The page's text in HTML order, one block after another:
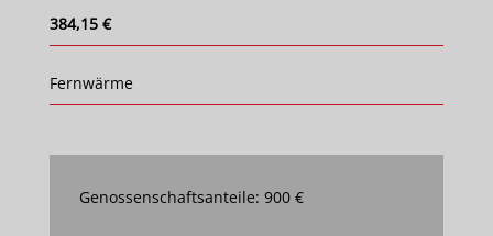
384,15 €
Fernwärme
Genossenschaftsanteile: 900 €